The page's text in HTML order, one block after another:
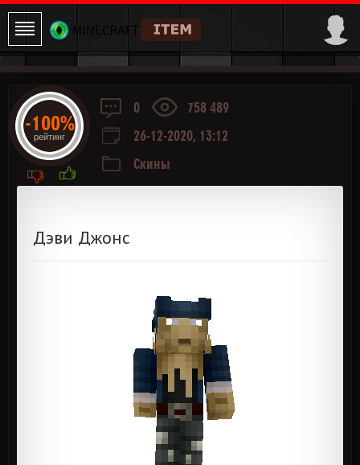
0
758 489
26-12-2020, 13:12
Скины
Дэви Джонс
-100%
рейтинг